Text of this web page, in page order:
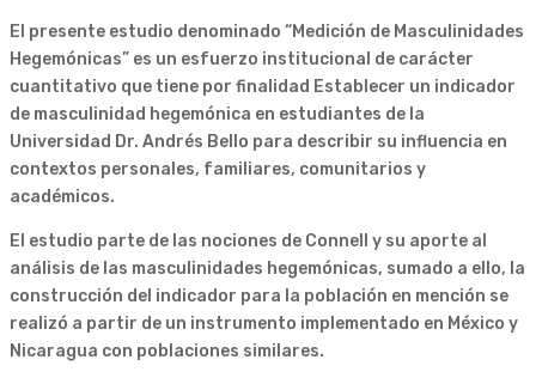
El presente estudio denominado “Medición de Masculinidades
Hegemónicas” es un esfuerzo institucional de carácter
cuantitativo que tiene por finalidad Establecer un indicador
de masculinidad hegemónica en estudiantes de la
Universidad Dr. Andrés Bello para describir su influencia en
contextos personales, familiares, comunitarios y
académicos.
El estudio parte de las nociones de Connell y su aporte al
análisis de las masculinidades hegemónicas, sumado a ello, la
construcción del indicador para la población en mención se
realizó a partir de un instrumento implementado en México y
Nicaragua con poblaciones similares.